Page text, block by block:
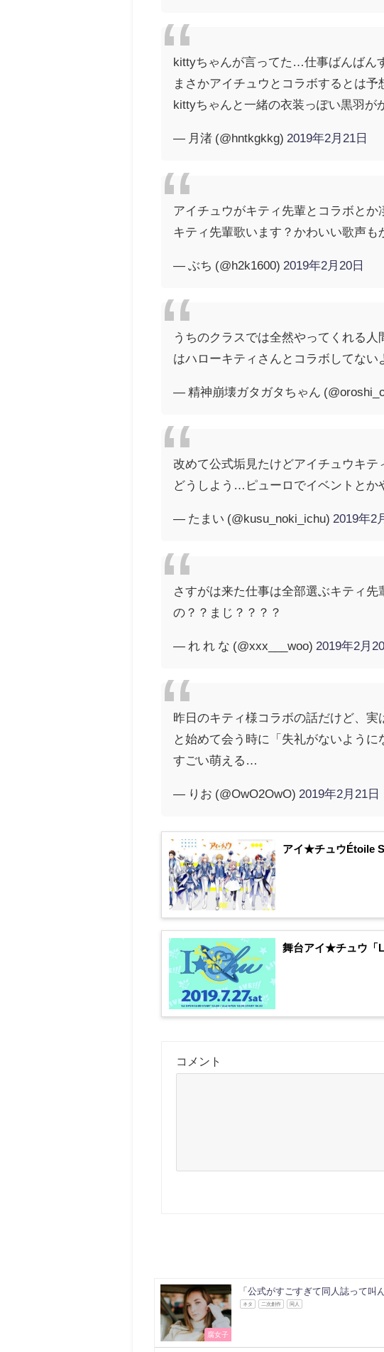
kittyちゃんが言ってた…仕事ばんばん
まさかアイチュウとコラボするとは予
kittyちゃんと一緒の衣装っぽい黒羽が
— 月渚 (@hntkgkkg) 2019年2月21日
アイチュウがキティ先輩とコラボとか
キティ先輩歌います？かわいい歌声も
— ぶち (@h2k1600) 2019年2月20日
うちのクラスでは全然やってくれる
はハローキティさんとコラボしてない
— 精神崩壊ガタガタちゃん
改めて公式垢見たけどアイチュウキ
どうしよう…ピューロでイベントと
— たまい (@kusu_noki_ichu) 2019年2
さすがは来た仕事は全部選ぶキティ
の？？まじ？？？？
— れ れ な (@xxx___woo) 2019年2月
昨日のキティ様コラボの話だけど、
と始めて会う時に「失礼がないよう
すごい萌える…
— りお (@OwO2OwO) 2019年2月21日
アイ★チュウÉtoile
舞台アイ★チュウ「
コメント
腐女子
「公式がすごすぎて同人誌って
ネタ 二次創作 同人